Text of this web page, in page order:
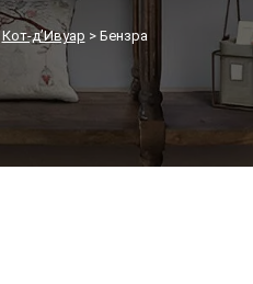
Кот-д’Ивуар > Бензра